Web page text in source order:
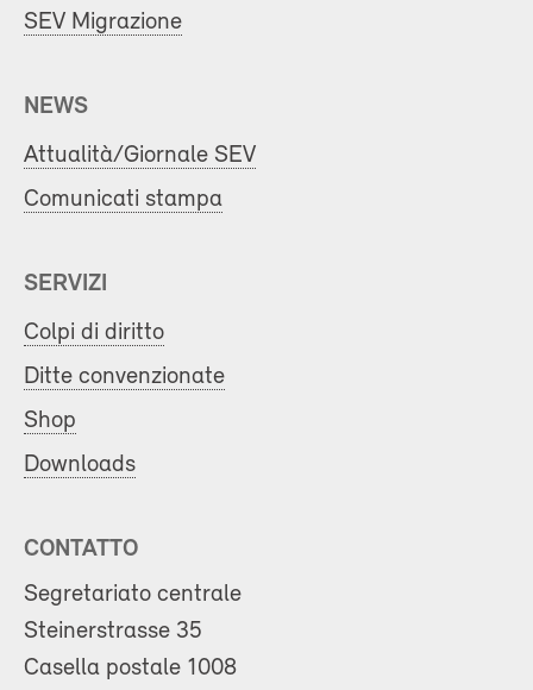
SEV Migrazione
NEWS
Attualità/Giornale SEV
Comunicati stampa
SERVIZI
Colpi di diritto
Ditte convenzionate
Shop
Downloads
CONTATTO
Segretariato centrale
Steinerstrasse 35
Casella postale 1008